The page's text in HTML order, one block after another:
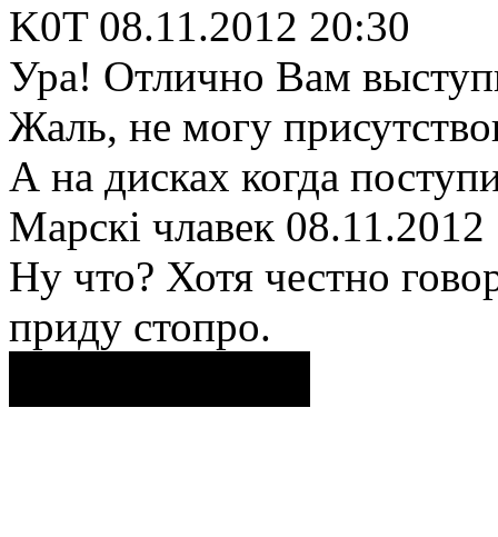
K0T 08.11.2012 20:30
Ура! Отлично Вам
Жаль, не могу
А на дисках когда
Maрскi члавек 08.11.2012
Ну что? Хотя честно
приду стопро.